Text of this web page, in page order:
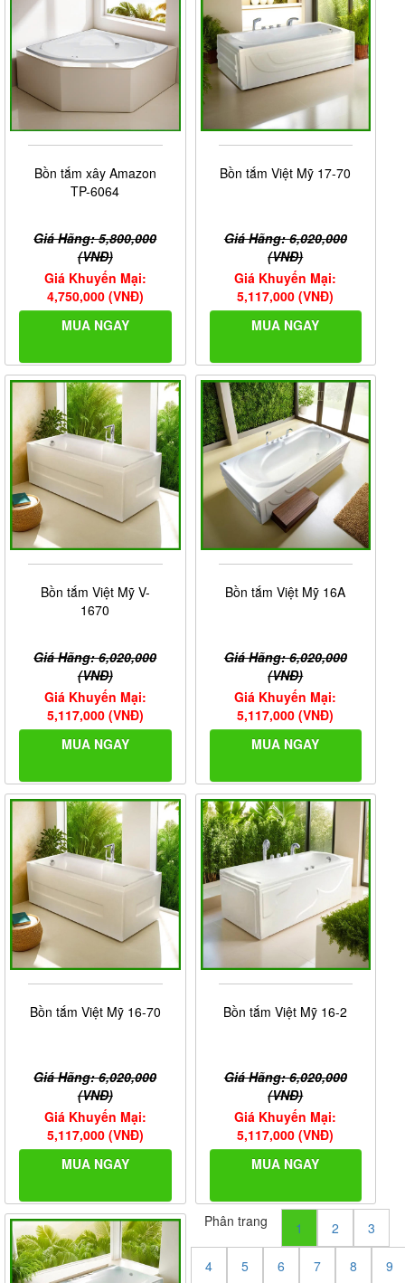
Bồn tắm xây Amazon
TP-6064
Giá Hãng: 5,800,000
(VNĐ)
Giá Khuyến Mại:
4,750,000 (VNĐ)
MUA NGAY
Bồn tắm Việt Mỹ 17-70
Giá Hãng: 6,020,000
(VNĐ)
Giá Khuyến Mại:
5,117,000 (VNĐ)
MUA NGAY
Bồn tắm Việt Mỹ V-
1670
Giá Hãng: 6,020,000
(VNĐ)
Giá Khuyến Mại:
5,117,000 (VNĐ)
MUA NGAY
Bồn tắm Việt Mỹ 16A
Giá Hãng: 6,020,000
(VNĐ)
Giá Khuyến Mại:
5,117,000 (VNĐ)
MUA NGAY
Bồn tắm Việt Mỹ 16-70
Giá Hãng: 6,020,000
(VNĐ)
Giá Khuyến Mại:
5,117,000 (VNĐ)
MUA NGAY
Bồn tắm Việt Mỹ 16-2
Giá Hãng: 6,020,000
(VNĐ)
Giá Khuyến Mại:
5,117,000 (VNĐ)
MUA NGAY
Phân trang 1 2 3
4 5 6 7 8 9